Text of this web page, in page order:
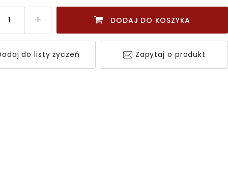
DODAJ DO KOSZYKA
do listy życzeń Zapytaj o produkt